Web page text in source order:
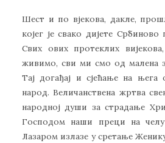
Шест и по вјекова, дакле,
којег је свако дијете
Свих ових протеклих
живимо, сви ми смо од малена
Тај догађај и сјећање на њега
народ. Величанствена жртва
народној души за страдање
Господом наши преци на
Лазаром излазе у сретање